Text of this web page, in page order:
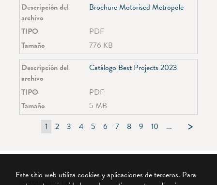
Descripción del
archivo
Brochure Motorised Metropole
TIPO
PDF
Tamaño
776 KB
Descripción del
archivo
Catálogo Best Projects 2023
TIPO
PDF
Tamaño
5 MB
1
2 3 4 5 6 7 8 9 10
...
© 2026 Silent Gliss
Este sitio web utiliza cookies y aplicaciones de terceros. Para